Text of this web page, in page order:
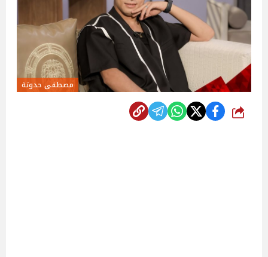
مصطفى حدوتة
شارك